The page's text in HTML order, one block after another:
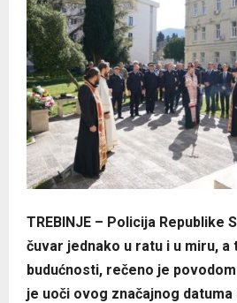
TREBINJE – Policija Republike
čuvar jednako u ratu i u miru,
budućnosti, rečeno je
je uoči ovog značajnog datuma